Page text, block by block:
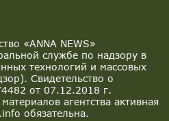
«ANNA NEWS»
службе по надзору в
технологий и массовых
Свидетельство о
от 07.12.2018 г.
агентства активная
обязательна.